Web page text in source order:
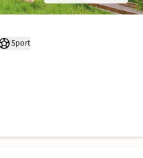
Sport